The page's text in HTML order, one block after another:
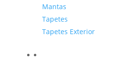
Mantas
Tapetes
Tapetes Exterior